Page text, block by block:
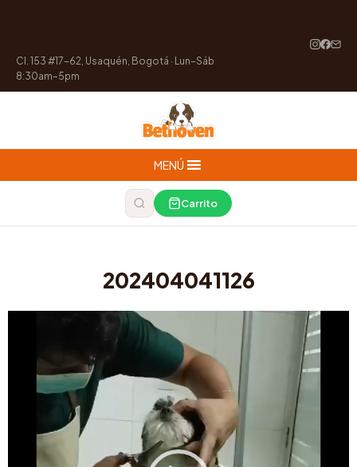
Cl. 153 #17-62, Usaquén, Bogotá · Lun–Sáb
8:30am–5pm
MENÚ
Carrito
202404041126